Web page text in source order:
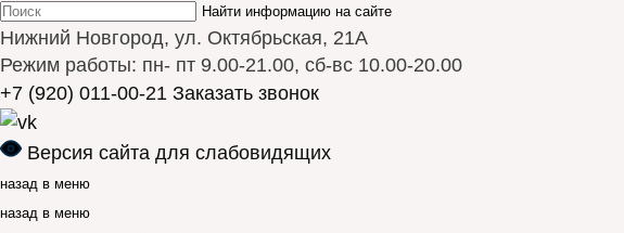
Найти информацию на сайте
Нижний Новгород, ул. Октябрьская, 21А
Режим работы: пн- пт 9.00-21.00, сб-вс 10.00-20.00
+7 (920) 011-00-21 Заказать звонок
Версия сайта для слабовидящих
назад в меню
назад в меню